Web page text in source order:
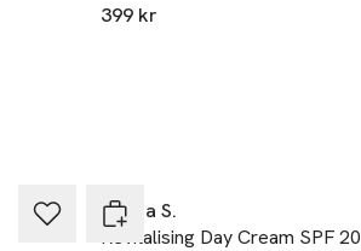
399 kr
Emma S.
Revitalising Day Cream SPF 20